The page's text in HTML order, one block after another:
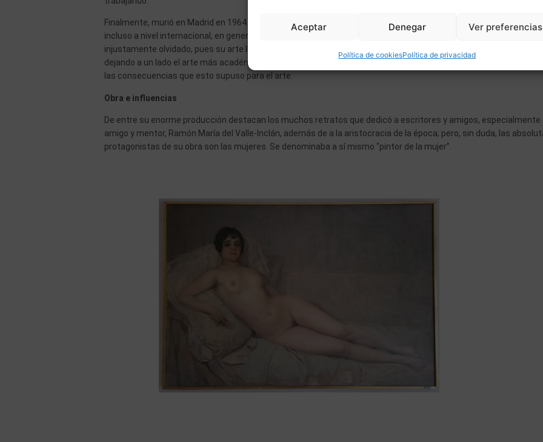
Aceptar Denegar Ver preferencias
Política de cookiesPolítica de privacidad
Finalmente, murió en Madrid en 1964 y, a pesar de que durante su época sí llegó a alcanzar una gran resonancia,
incluso a nivel internacional, en general el arte español no le ha dado el lugar que realmente se merece. Un pintor
injustamente olvidado, pues su arte llegó en un momento en el que la modernidad irrumpió en el panorama
dejando a un lado el arte más académico. Coincidió también con la implantación de la dictadura en nuestro país,
las consecuencias que esto supuso para el arte.
Obra e influencias
De entre su enorme producción destacan los muchos retratos que dedicó a escritores y amigos, especialmente
amigo y mentor, Ramón María del Valle-Inclán, además de a la aristocracia de la época; pero, sin duda, las
protagonistas de su obra son las mujeres. Se denominaba a sí mismo “pintor de la mujer”.